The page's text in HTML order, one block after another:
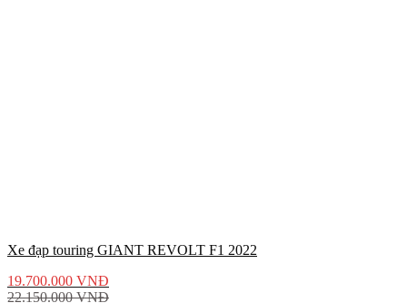
Xe đạp touring GIANT REVOLT F1 2022
19.700.000 VNĐ
22.150.000VNĐ